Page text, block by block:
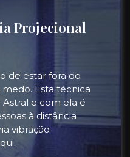
Projecional
de estar fora do
Esta técnica
e com ela é
à distância
vibração